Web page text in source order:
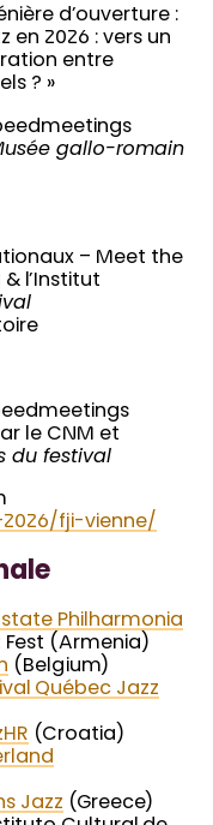
d’ouverture :
en 2026 : vers un
entre
? »
gallo-romain
– Meet the
l’Institut
le CNM et
du festival
fji-vienne/
state Philharmonia
Fest (Armenia)
(Belgium)
Québec Jazz
(Croatia)
Jazz (Greece)